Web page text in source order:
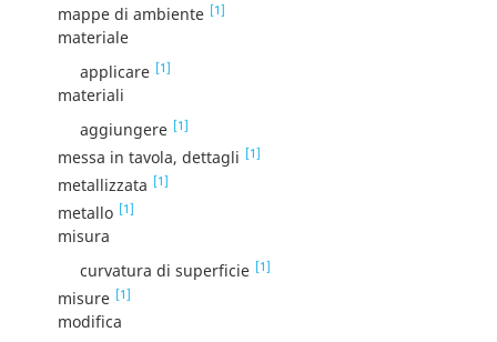
mappe di ambiente [1]
materiale
applicare [1]
materiali
aggiungere [1]
messa in tavola, dettagli [1]
metallizzata [1]
metallo [1]
misura
curvatura di superficie [1]
misure [1]
modifica